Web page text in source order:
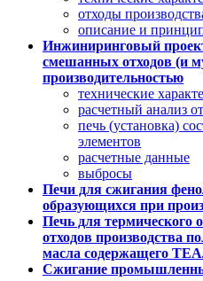
отходы
описание и
Инжиниринговый
смешанных отходов (и
производительностью
технические
расчетный анализ
печь (установка)
элементов
расчетные данные
выбросы
Печи для сжигания
образующихся при
Печь для термического
отходов производства
масла содержащего
Сжигание